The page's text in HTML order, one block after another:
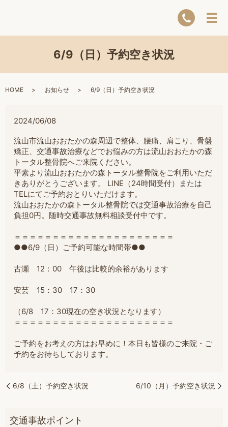
6/9（日）予約空き状況
HOME お知らせ 6/9（日）予約空き状況
2024/06/08
流山市流山おおたかの森周辺で整体、腰痛、肩こり、骨盤
矯正、交通事故治療などでお悩みの方は流山おおたかの森
トータル整骨院へご来院ください。
平素より流山おおたかの森トータル整骨院をご利用いただ
きありがとうございます。 LINE（24時間受付）または
TELにてご予約おとりいただけます。
流山おおたかの森トータル整骨院では交通事故治療を自己
負担0円。随時交通事故無料相談受付中です。
＝＝＝＝＝＝＝＝＝＝＝＝＝＝＝＝＝＝＝＝＝
●●6/9（日）ご予約可能な時間帯●●
古瀬 12：00 午後は比較的余裕があります
安芸 15：30 17：30
（6/8 17：30現在の空き状況となります）
＝＝＝＝＝＝＝＝＝＝＝＝＝＝＝＝＝＝＝＝＝
ご予約をお考えの方はお早めに！本日も皆様のご来院・ご
予約をお待ちしております。
6/8（土）予約空き状況 6/10（月）予約空き状況